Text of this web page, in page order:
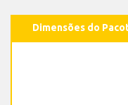
Dimensões do